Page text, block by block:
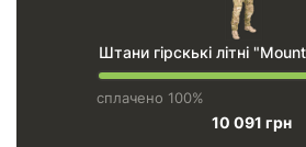
Штани гірскькі літні
сплачено 100%
10 091 грн